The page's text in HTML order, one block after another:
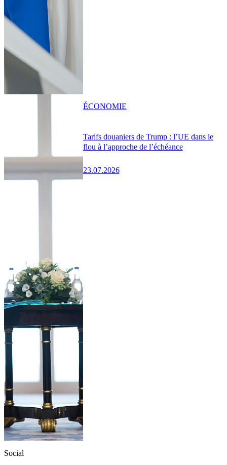
Tarifs douaniers de Trump : l’UE dans le
flou à l’approche de l’échéance
23.07.2026
ÉCONOMIE
Social